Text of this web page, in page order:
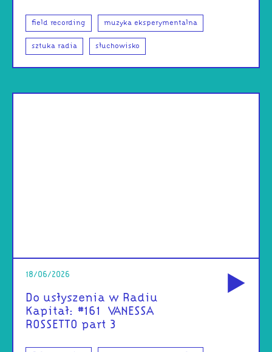
field recording muzyka eksperymentalna
sztuka radia słuchowisko
18/06/2026
Do usłyszenia w Radiu
Kapitał: #161 | VANESSA
ROSSETTO part 3